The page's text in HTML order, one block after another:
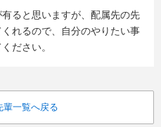
ると思いますが、配属先の先
れるので、自分のやりたい事
ださい。
輩一覧へ戻る